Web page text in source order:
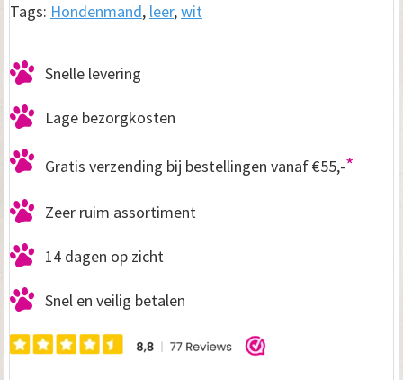
Tags: Hondenmand, leer,wit
Snelle levering
Lage bezorgkosten
Gratis verzending bij bestellingen vanaf €55,-*
Zeer ruim assortiment
14 dagen op zicht
Snel en veilig betalen